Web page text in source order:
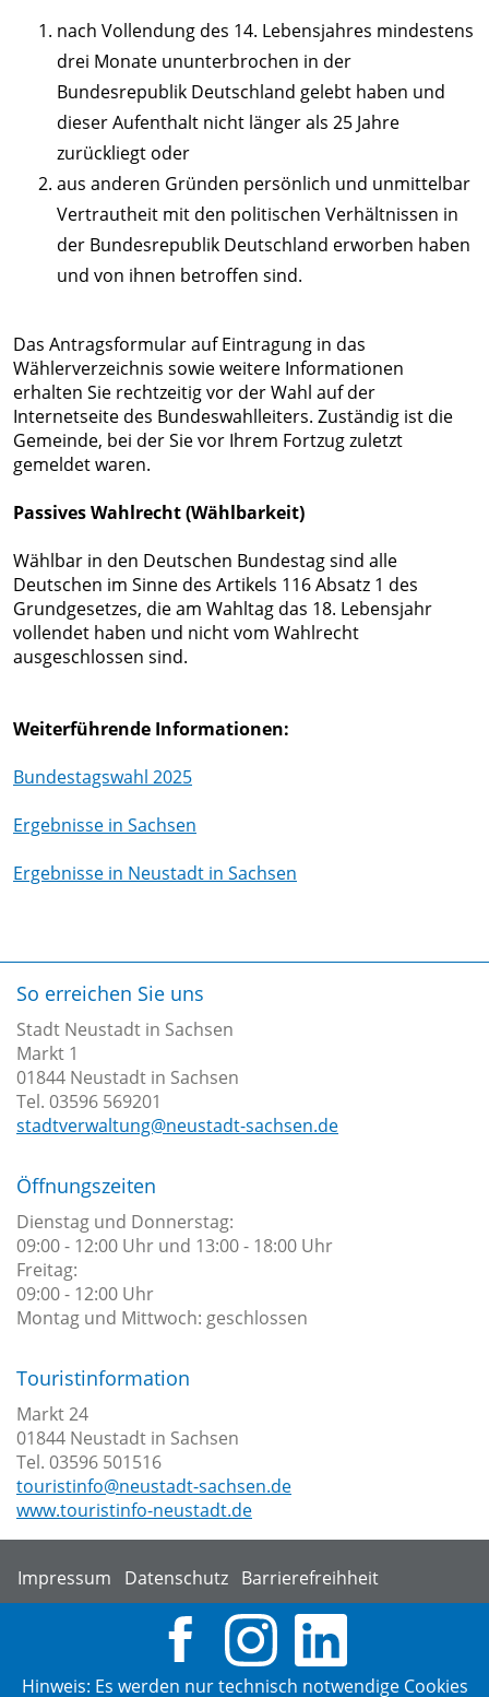
nach Vollendung des 14. Lebensjahres mindestens
drei Monate ununterbrochen in der
Bundesrepublik Deutschland gelebt haben und
dieser Aufenthalt nicht länger als 25 Jahre
zurückliegt oder
aus anderen Gründen persönlich und unmittelbar
Vertrautheit mit den politischen Verhältnissen in
der Bundesrepublik Deutschland erworben haben
und von ihnen betroffen sind.
Das Antragsformular auf Eintragung in das
Wählerverzeichnis sowie weitere Informationen
erhalten Sie rechtzeitig vor der Wahl auf der
Internetseite des Bundeswahlleiters. Zuständig ist die
Gemeinde, bei der Sie vor Ihrem Fortzug zuletzt
gemeldet waren.
Passives Wahlrecht (Wählbarkeit)
Wählbar in den Deutschen Bundestag sind alle
Deutschen im Sinne des Artikels 116 Absatz 1 des
Grundgesetzes, die am Wahltag das 18. Lebensjahr
vollendet haben und nicht vom Wahlrecht
ausgeschlossen sind.
Weiterführende Informationen:
Bundestagswahl 2025
Ergebnisse in Sachsen
Ergebnisse in Neustadt in Sachsen
So erreichen Sie uns
Stadt Neustadt in Sachsen
Markt 1
01844 Neustadt in Sachsen
Tel. 03596 569201
stadtverwaltung@neustadt-sachsen.de
Öffnungszeiten
Dienstag und Donnerstag:
09:00 - 12:00 Uhr und 13:00 - 18:00 Uhr
Freitag:
09:00 - 12:00 Uhr
Montag und Mittwoch: geschlossen
Touristinformation
Markt 24
01844 Neustadt in Sachsen
Tel. 03596 501516
touristinfo@neustadt-sachsen.de
www.touristinfo-neustadt.de
Impressum Datenschutz Barrierefreihheit
Hinweis: Es werden nur technisch notwendige Cookies